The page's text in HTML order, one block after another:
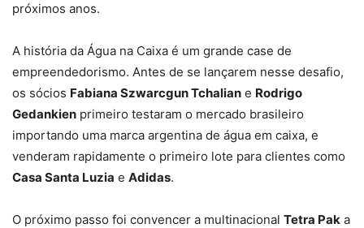
próximos anos.
A história da Água na Caixa é um grande case de
empreendedorismo. Antes de se lançarem nesse desafio,
os sócios Fabiana Szwarcgun Tchalian e Rodrigo
Gedankien primeiro testaram o mercado brasileiro
importando uma marca argentina de água em caixa, e
venderam rapidamente o primeiro lote para clientes como
Casa Santa Luzia e Adidas.
O próximo passo foi convencer a multinacional Tetra Pak a